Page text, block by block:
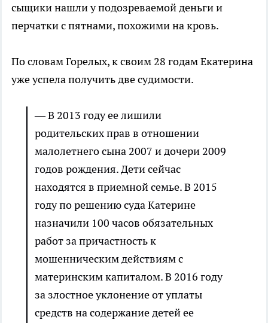
сыщики нашли у подозреваемой деньги и
перчатки с пятнами, похожими на кровь.
По словам Горелых, к своим 28 годам Екатерина
уже успела получить две судимости.
— В 2013 году ее лишили
родительских прав в отношении
малолетнего сына 2007 и дочери 2009
годов рождения. Дети сейчас
находятся в приемной семье. В 2015
году по решению суда Катерине
назначили 100 часов обязательных
работ за причастность к
мошенническим действиям с
материнским капиталом. В 2016 году
за злостное уклонение от уплаты
средств на содержание детей ее